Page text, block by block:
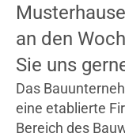
an den
Sie uns
Das
eine etablierte
Bereich des